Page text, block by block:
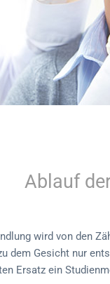
Ablauf
wird von den
dem Gesicht nur
Ersatz ein